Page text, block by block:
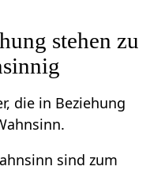
stehen zu
die in Beziehung
sind zum